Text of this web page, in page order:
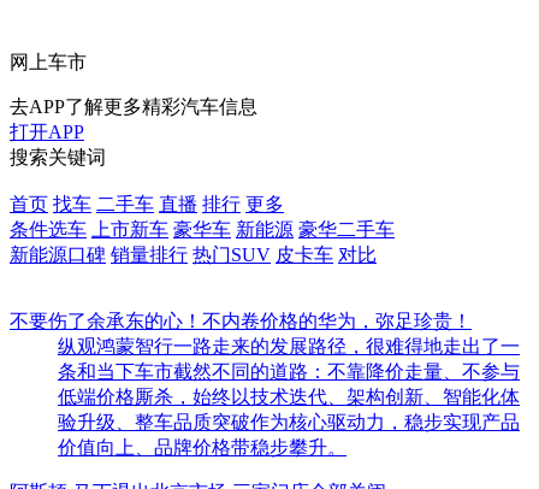
网上车市
去APP了解更多精彩汽车信息
打开APP
搜索关键词
首页 找车 二手车 直播 排行 更多
条件选车
上市新车 豪华车 新能源 豪华二手车
新能源口碑 销量排行 热门SUV 皮卡车 对比
纵观鸿蒙智行一路走来的发展路径，很难得地走出了一
条和当下车市截然不同的道路：不靠降价走量、不参与
低端价格厮杀，始终以技术迭代、架构创新、智能化体
验升级、整车品质突破作为核心驱动力，稳步实现产品
价值向上、品牌价格带稳步攀升。